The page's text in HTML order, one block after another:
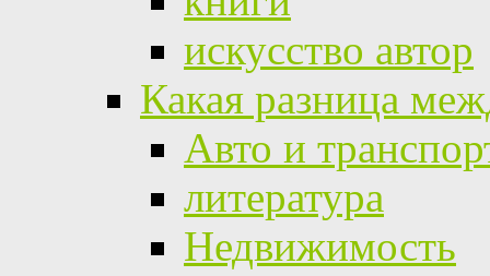
искусство автор
Какая разница
Авто и
литература
Недвижимость